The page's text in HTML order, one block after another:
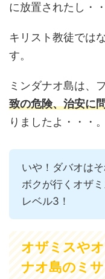
に放置されたし・
キリスト教徒では
す。
ミンダナオ島は、
致の危険、治安に
りましたよ・・・。
いや！ダバオは
ボクが行くオザ
レベル3！
オザミスや
ナオ島のミ